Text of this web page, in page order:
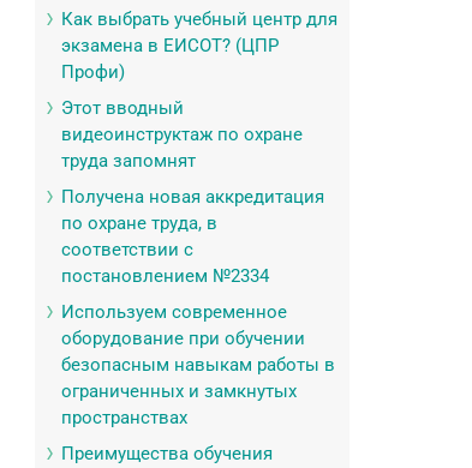
Как выбрать учебный центр для
экзамена в ЕИСОТ? (ЦПР
Профи)
Этот вводный
видеоинструктаж по охране
труда запомнят
Получена новая аккредитация
по охране труда, в
соответствии с
постановлением №2334
Используем современное
оборудование при обучении
безопасным навыкам работы в
ограниченных и замкнутых
пространствах
Преимущества обучения